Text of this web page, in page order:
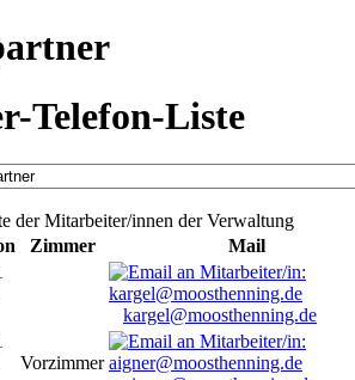
Telefon-Liste
der Mitarbeiter/innen der Verwaltung
Zimmer
Mail
kargel@moosthenning.de
Vorzimmer